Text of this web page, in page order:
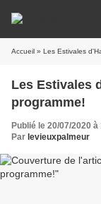
Accueil » Les Estivales
Les Estivales
programme!
Publié le 20/07/2020 à
Par levieuxpalmeur